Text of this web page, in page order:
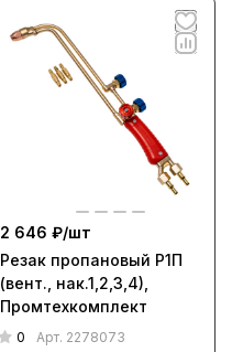
2 646 ₽/шт
Резак пропановый Р1П
(вент., нак.1,2,3,4),
Промтехкомплект
0 Арт. 2278073